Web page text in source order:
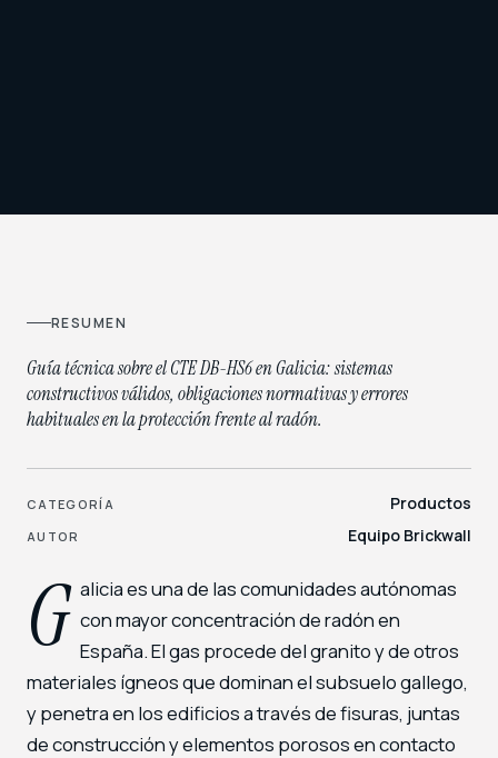
RESUMEN
Guía técnica sobre el CTE DB-HS6 en Galicia: sistemas
constructivos válidos, obligaciones normativas y errores
habituales en la protección frente al radón.
CATEGORÍA Productos
AUTOR Equipo Brickwall
G alicia es una de las comunidades autónomas
con mayor concentración de radón en
España. El gas procede del granito y de otros
materiales ígneos que dominan el subsuelo gallego,
y penetra en los edificios a través de fisuras, juntas
de construcción y elementos porosos en contacto